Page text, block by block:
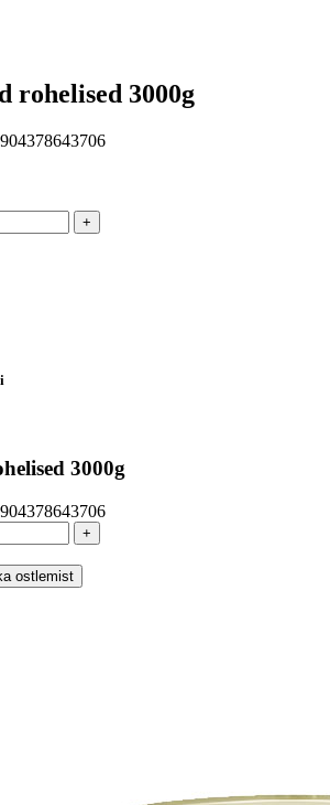
rohelised 3000g
+
3000g
+
ostlemist